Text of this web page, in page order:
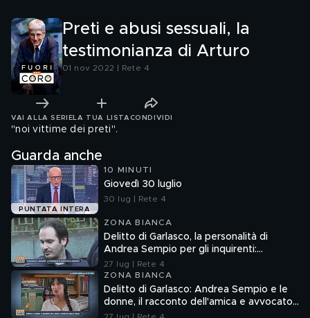
Preti e abusi sessuali, la
testimonianza di Arturo
01 nov 2022 | Rete 4
VAI ALLA SERIE LA TUA LISTA CONDIVIDI
"noi vittime dei preti".
Guarda anche
PUNTATA INTERA
10 MINUTI
Giovedì 30 luglio
30 lug | Rete 4
ZONA BIANCA
Delitto di Garlasco, la personalità di
Andrea Sempio per gli inquirenti:
"Ossessionato e bugiardo"
27 lug | Rete 4
ZONA BIANCA
Delitto di Garlasco: Andrea Sempio e le
donne, il racconto dell'amica e avvocato
Angela Taccia